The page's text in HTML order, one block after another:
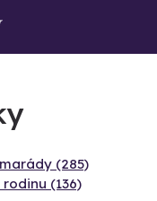
(285)
(136)